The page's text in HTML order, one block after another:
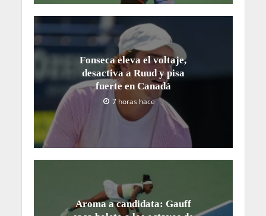
Fonseca eleva el voltaje,
desactiva a Ruud y pisa
fuerte en Canadá
7 horas hace
Aroma a candidata: Gauff